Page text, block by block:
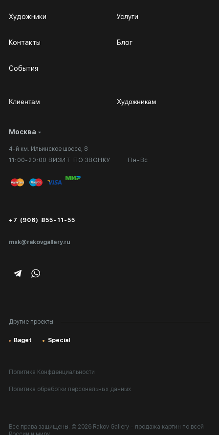
Москва
4-й км. Ильинское шоссе, 8
11:00-20:00 ВИЗИТ ПО ЗВОНКУ
Пн-Вс
msk@rakovgallery.ru
+7 (906) 855-11-55
Художники
Контакты
События
Услуги
Блог
Другие проекты:
Baget Special
Клиентам
Личный кабинет
Вопросы и ответы
Публичная оферта
Экспертиза/Вывоз за границу
Подарочные сертификаты
Художникам
Сотрудничество
Выставка в галерее
Политика Конфденциальности
Политика обработки персональных данных
Все права защищены. © 2026 Rakov Gallery - продажа картин по всей